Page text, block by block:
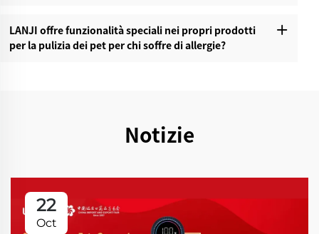
LANJI offre funzionalità speciali nei propri prodotti
per la pulizia dei pet per chi soffre di allergie?‌
Notizie
22
Oct